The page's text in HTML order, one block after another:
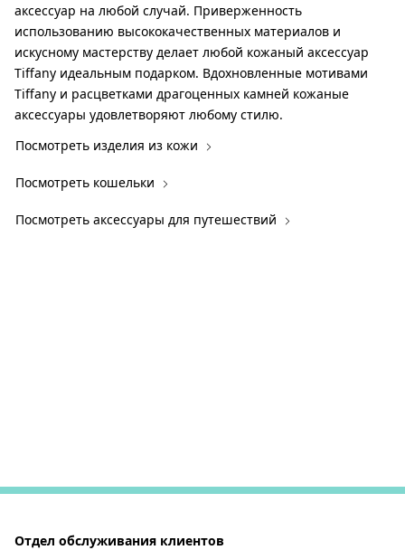
аксессуар на любой случай. Приверженность
использованию высококачественных материалов и
искусному мастерству делает любой кожаный аксессуар
Tiffany идеальным подарком. Вдохновленные мотивами
Tiffany и расцветками драгоценных камней кожаные
аксессуары удовлетворяют любому стилю.
Посмотреть изделия из кожи
Посмотреть кошельки
Посмотреть аксессуары для путешествий
Отдел обслуживания клиентов